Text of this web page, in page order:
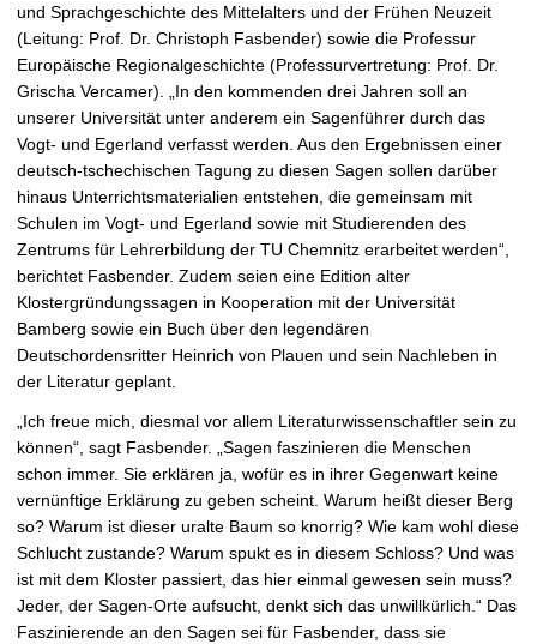
und Sprachgeschichte des Mittelalters und der Frühen Neuzeit
(Leitung: Prof. Dr. Christoph Fasbender) sowie die Professur
Europäische Regionalgeschichte (Professurvertretung: Prof. Dr.
Grischa Vercamer). „In den kommenden drei Jahren soll an
unserer Universität unter anderem ein Sagenführer durch das
Vogt- und Egerland verfasst werden. Aus den Ergebnissen einer
deutsch-tschechischen Tagung zu diesen Sagen sollen darüber
hinaus Unterrichtsmaterialien entstehen, die gemeinsam mit
Schulen im Vogt- und Egerland sowie mit Studierenden des
Zentrums für Lehrerbildung der TU Chemnitz erarbeitet werden“,
berichtet Fasbender. Zudem seien eine Edition alter
Klostergründungssagen in Kooperation mit der Universität
Bamberg sowie ein Buch über den legendären
Deutschordensritter Heinrich von Plauen und sein Nachleben in
der Literatur geplant.
„Ich freue mich, diesmal vor allem Literaturwissenschaftler sein zu
können“, sagt Fasbender. „Sagen faszinieren die Menschen
schon immer. Sie erklären ja, wofür es in ihrer Gegenwart keine
vernünftige Erklärung zu geben scheint. Warum heißt dieser Berg
so? Warum ist dieser uralte Baum so knorrig? Wie kam wohl diese
Schlucht zustande? Warum spukt es in diesem Schloss? Und was
ist mit dem Kloster passiert, das hier einmal gewesen sein muss?
Jeder, der Sagen-Orte aufsucht, denkt sich das unwillkürlich.“ Das
Faszinierende an den Sagen sei für Fasbender, dass sie